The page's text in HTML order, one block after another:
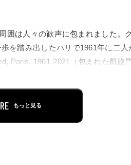
囲は人々の歓声に包まれました。
を踏み出したパリで1961年に二
Paris, 1961-2021（包まれた凱旋
年2月12日まで、クリストとジャ
もっと見る